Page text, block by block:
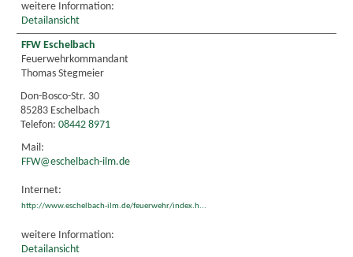
weitere Information:
Detailansicht
FFW Eschelbach
Feuerwehrkommandant
Thomas Stegmeier
Don-Bosco-Str. 30
85283 Eschelbach
Telefon: 08442 8971
Mail:
FFW@eschelbach-ilm.de
Internet:
http://www.eschelbach-ilm.de/feuerwehr/index.h...
weitere Information:
Detailansicht